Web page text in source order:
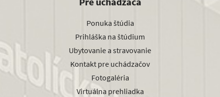
Ponuka štúdia
Prihláška na štúdium
Ubytovanie a stravovanie
Kontakt pre uchádzačov
Fotogaléria
Virtuálna prehliadka